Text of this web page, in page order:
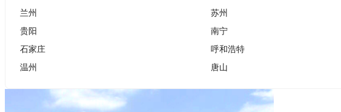
兰州
苏州
贵阳
南宁
石家庄
呼和浩特
温州
唐山